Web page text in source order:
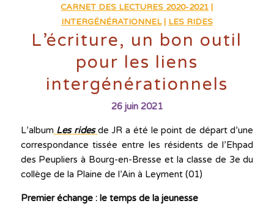
CARNET DES LECTURES 2020-2021
INTERGÉNÉRATIONNEL| LES RIDES
L’écriture, un bon outil
pour les liens
intergénérationnels
26 juin 2021
L’album Les rides de JR a été le point de départ d’une
correspondance tissée entre les résidents de l’Ehpad
des Peupliers à Bourg-en-Bresse et la classe de 3e du
collège de la Plaine de l’Ain à Leyment (01)
Premier échange : le temps de la jeunesse